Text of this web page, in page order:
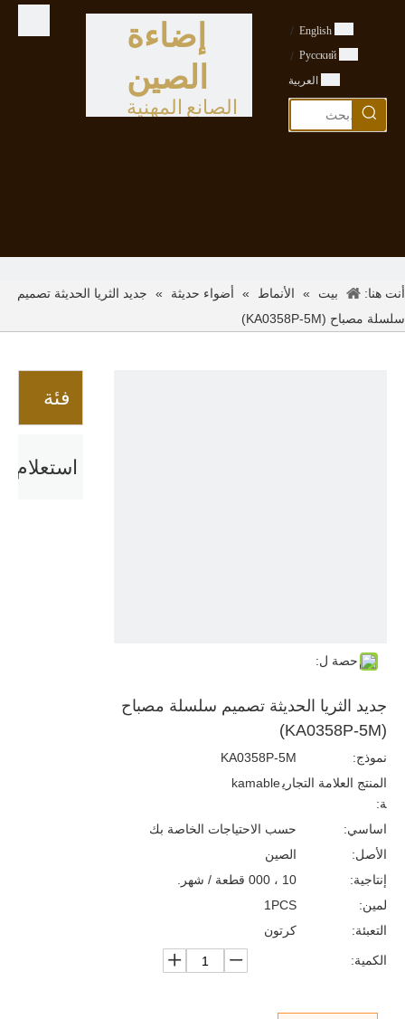
إضاءة
الصين
الصانع المهنية
English
/
Pусский
/
العربية
أنت هنا: بيت » الأنماط » أضواء حديثة »
جديد الثريا الحديثة تصميم
سلسلة مصباح (KA0358P-5M)
فئة
استعلام
حصة ل:
جديد الثريا الحديثة تصميم سلسلة مصباح
(KA0358P-5M)
نموذج:
KA0358P-5M
المنتج العلامة التجاري
ة:
kamable
اساسي:
حسب الاحتياجات الخاصة بك
الأصل:
الصين
إنتاجية:
10 ، 000 قطعة / شهر.
لمين:
1PCS
التعبئة:
كرتون
الكمية: